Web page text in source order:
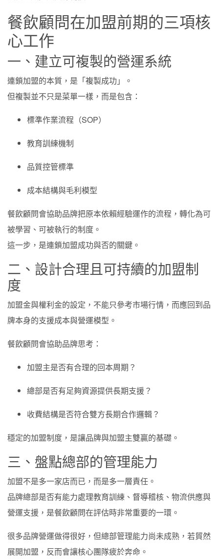
餐飲顧問在加盟前期的三項核
心工作
一、建立可複製的營運系統
連鎖加盟的本質，是「複製成功」。
但複製並不只是菜單一樣，而是包含：
標準作業流程（SOP）
教育訓練機制
品質控管標準
成本結構與毛利模型
餐飲顧問會協助品牌把原本依賴經驗運作的流程，轉化為可
被學習、可被執行的制度。
這一步，是連鎖加盟成功與否的關鍵。
二、設計合理且可持續的加盟制
度
加盟金與權利金的設定，不能只參考市場行情，而應回到品
牌本身的支援成本與營運模型。
餐飲顧問會協助品牌思考：
加盟主是否有合理的回本周期？
總部是否有足夠資源提供長期支援？
收費結構是否符合雙方長期合作邏輯？
穩定的加盟制度，是讓品牌與加盟主雙贏的基礎。
三、盤點總部的管理能力
加盟不是多一家店而已，而是多一層責任。
品牌總部是否有能力處理教育訓練、督導稽核、物流供應與
營運支援，是餐飲顧問在評估時非常重要的一環。
很多品牌營運做得很好，但總部管理能力尚未成熟，若貿然
展開加盟，反而會讓核心團隊疲於奔命。